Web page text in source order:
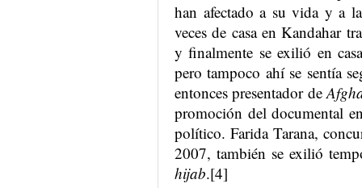
han afectado a su vida y a
veces de casa en Kandahar
y finalmente se exilió en
pero tampoco ahí se sentía
entonces presentador de
promoción del documental
político. Farida Tarana,
2007, también se exilió
hijab.[4]